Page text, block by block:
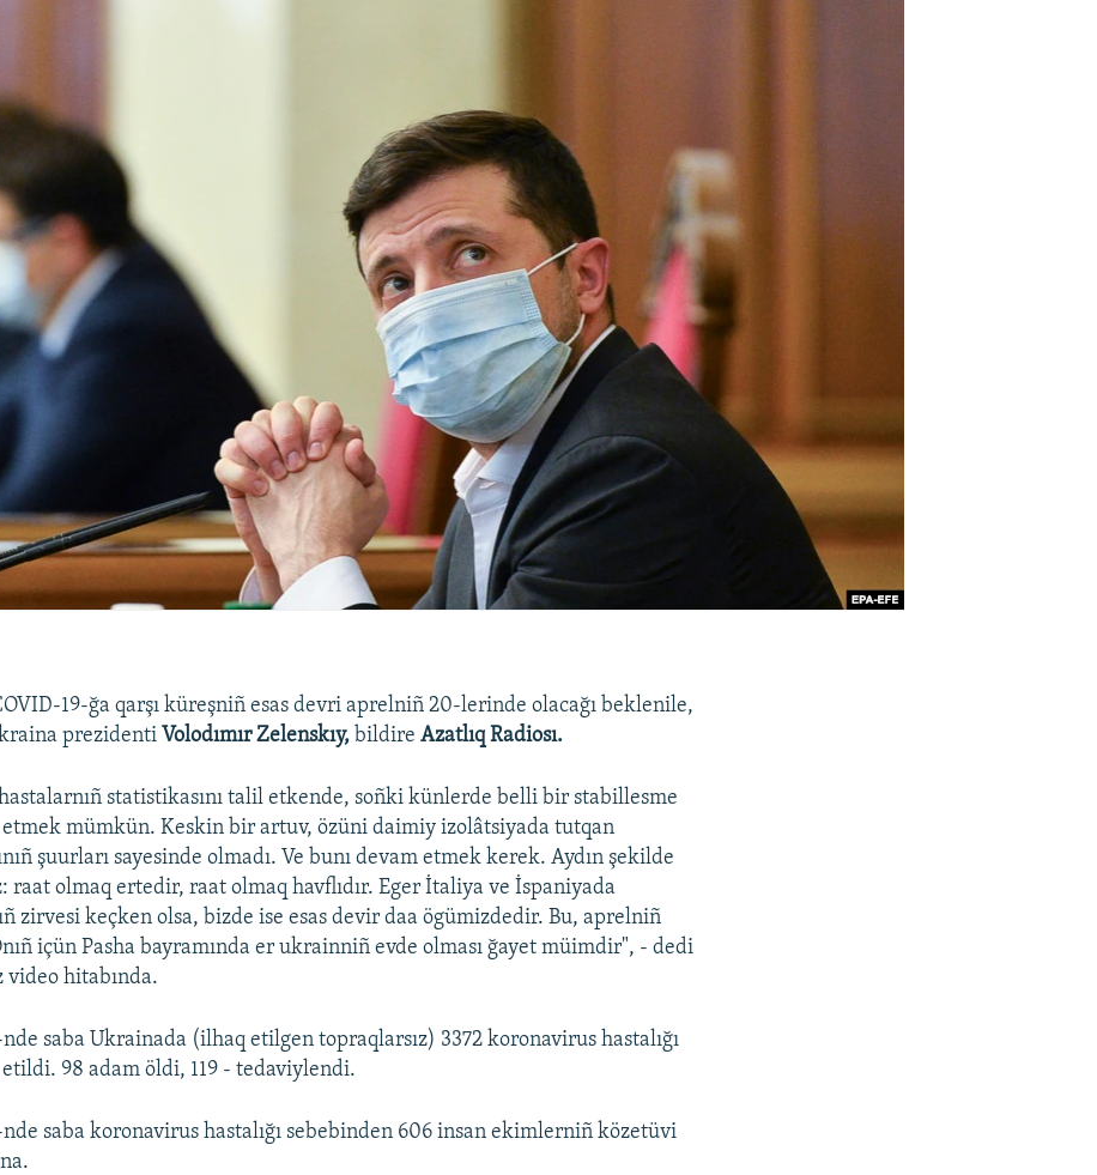
19-ğa qarşı küreşniñ esas devri aprelniñ 20-lerinde olacağı beklenile,
prezidenti Volodımır Zelenskıy, bildireAzatlıq Radiosı.
statistikasını talil etkende, soñki künlerde belli bir stabillesme
etmek mümkün. Keskin bir artuv, özüni daimiy izolâtsiyada tutqan
şuurları sayesinde olmadı. Ve bunı devam etmek kerek. Aydın şekilde
raat olmaq ertedir, raat olmaq havflıdır. Eger İtaliya ve İspaniyada
zirvesi keçken olsa, bizde ise esas devir daa ögümizdedir. Bu, aprelniñ
içün Pasha bayramında er ukrainniñ evde olması ğayet müimdir", - dedi
video hitabında.
saba Ukrainada (ilhaq etilgen topraqlarsız) 3372 koronavirus hastalığı
etildi. 98 adam öldi, 119 - tedaviylendi.
saba koronavirus hastalığı sebebinden 606 insan ekimlerniñ közetüvi